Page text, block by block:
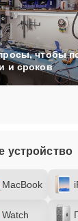
устройство
MacBook
Watch
чтобы
и сроков